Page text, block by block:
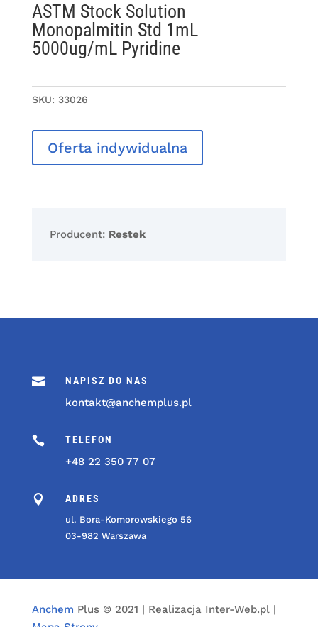
ASTM Stock Solution
Monopalmitin Std 1mL
5000ug/mL Pyridine
SKU: 33026
Oferta indywidualna
Producent: Restek
 NAPISZ DO NAS
kontakt@anchemplus.pl
 TELEFON
+48 22 350 77 07
 ADRES
ul. Bora-Komorowskiego 56
03-982 Warszawa
Anchem Plus © 2021 | Realizacja Inter-Web.pl |